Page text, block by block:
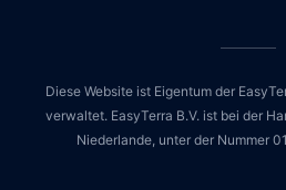
Diese Website ist Eigentum der
verwaltet. EasyTerra B.V. ist bei der
Niederlande, unter der Nummer